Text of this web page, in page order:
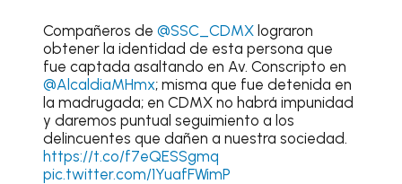
Compañeros de @SSC_CDMXlograron
obtener la identidad de esta persona que
fue captada asaltando en Av. Conscripto en
@AlcaldiaMHmx; misma que fue detenida en
la madrugada; en CDMX no habrá impunidad
y daremos puntual seguimiento a los
delincuentes que dañen a nuestra sociedad.
https://t.co/f7eQESSgmq
pic.twitter.com/1YuafFWimP